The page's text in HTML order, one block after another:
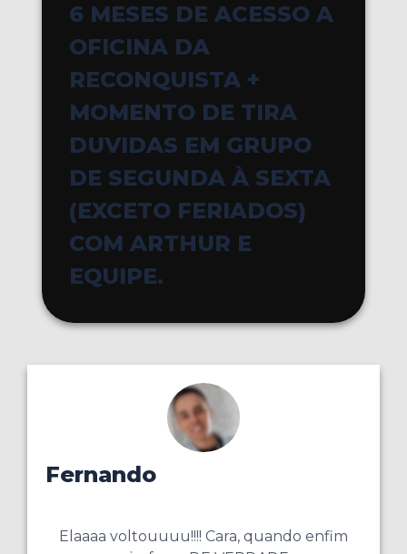
6 MESES DE ACESSO A
OFICINA DA
RECONQUISTA +
MOMENTO DE TIRA
DUVIDAS EM GRUPO
DE SEGUNDA À SEXTA
(EXCETO FERIADOS)
COM ARTHUR E
EQUIPE.
Fernando
Elaaaa voltouuuu!!!! Cara, quando enfim